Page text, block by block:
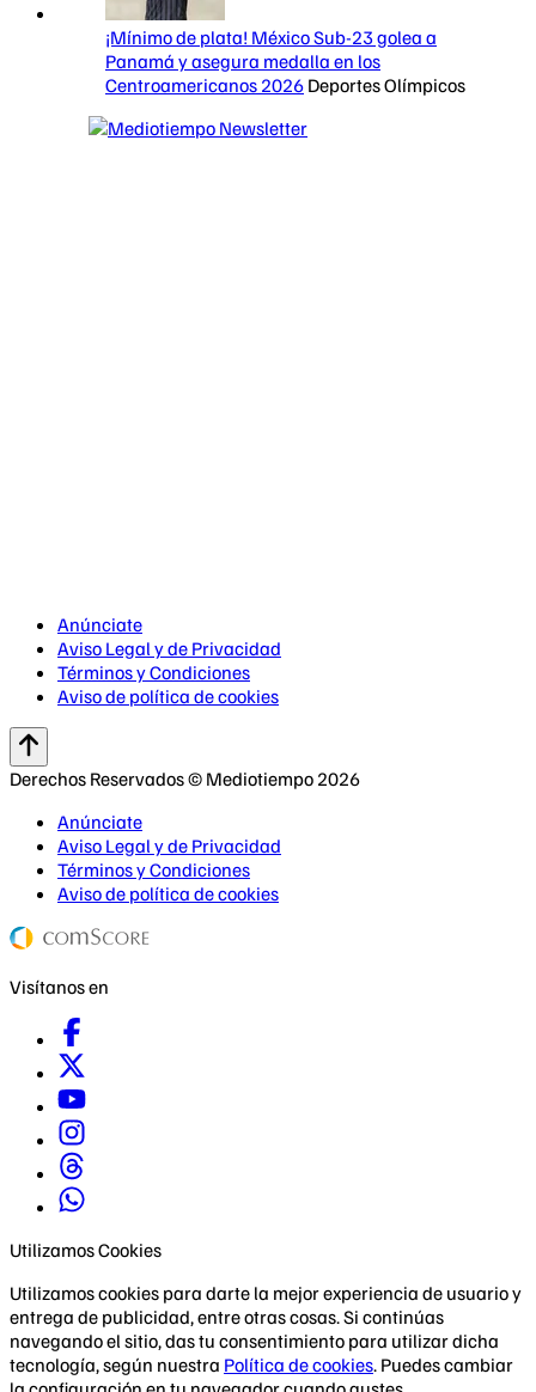
¡Mínimo de plata! México Sub-23 golea a
Panamá y asegura medalla en los
Centroamericanos 2026 Deportes Olímpicos
Anúnciate
Aviso Legal y de Privacidad
Términos y Condiciones
Aviso de política de cookies
Derechos Reservados © Mediotiempo 2026
Anúnciate
Aviso Legal y de Privacidad
Términos y Condiciones
Aviso de política de cookies
Visítanos en
Utilizamos Cookies
Utilizamos cookies para darte la mejor experiencia de usuario y
entrega de publicidad, entre otras cosas. Si continúas
navegando el sitio, das tu consentimiento para utilizar dicha
tecnología, según nuestra Política de cookies. Puedes cambiar